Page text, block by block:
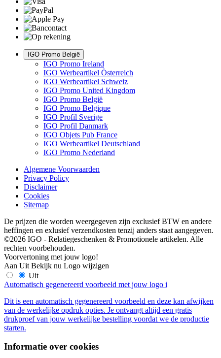
IGO Promo België
IGO Promo Ireland
IGO Werbeartikel Österreich
IGO Werbeartikel Schweiz
IGO Promo United Kingdom
IGO Promo België
IGO Promo Belgique
IGO Profil Sverige
IGO Profil Danmark
IGO Objets Pub France
IGO Werbeartikel Deutschland
IGO Promo Nederland
Algemene Voorwaarden
Privacy Policy
Disclaimer
Cookies
Sitemap
De prijzen die worden weergegeven zijn exclusief BTW en andere
heffingen en exlusief verzendkosten tenzij anders staat aangegeven.
©2026 IGO - Relatiegeschenken & Promotionele artikelen. Alle
rechten voorbehouden.
Voorvertoning met jouw logo!
Aan Uit Bekijk nu Logo wijzigen
Uit
Automatisch gegenereerd voorbeeld met jouw logo i
Dit is een automatisch gegenereerd voorbeeld en deze kan afwijken
van de werkelijke opdruk opties. Je ontvangt altijd een gratis
drukproef van jouw werkelijke bestelling voordat we de productie
starten.
Informatie over cookies